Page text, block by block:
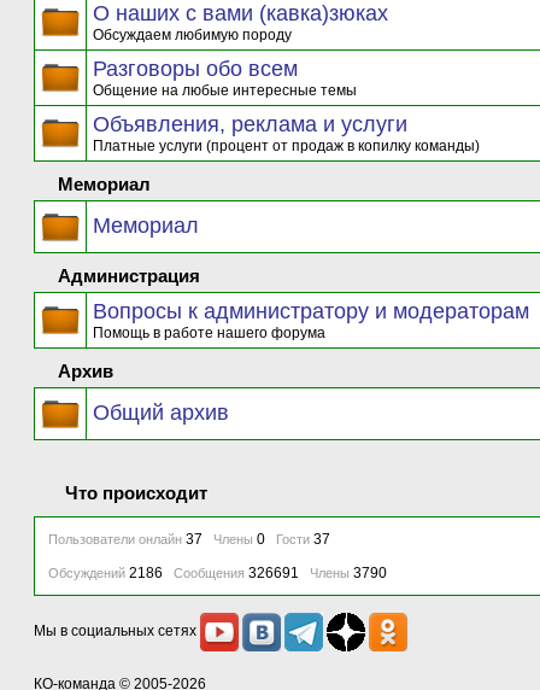
О наших с вами (кавка)зюках
Обсуждаем любимую породу
Разговоры обо всем
Общение на любые интересные темы
Объявления, реклама и услуги
Платные услуги (процент от продаж в копилку команды)
Мемориал
Мемориал
Администрация
Вопросы к администратору и модераторам
Помощь в работе нашего форума
Архив
Общий архив
Что происходит
Пользователи онлайн 37 Члены 0 Гости 37
Обсуждений 2186 Сообщения 326691 Члены 3790
Мы в социальных сетях
КО-команда © 2005-2026